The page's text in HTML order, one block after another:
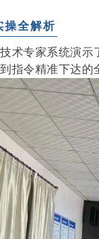
操全解析
术专家系统演
指令精准下达的